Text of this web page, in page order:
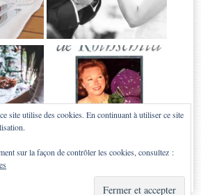
site utilise des cookies. En continuant à utiliser ce site
sur la façon de contrôler les cookies, consultez :